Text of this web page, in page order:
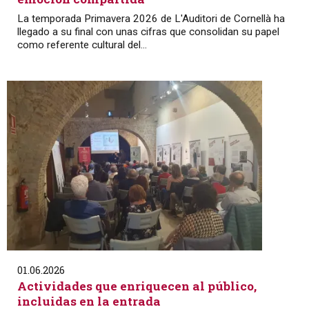
La temporada Primavera 2026 de L'Auditori de Cornellà ha
llegado a su final con unas cifras que consolidan su papel
como referente cultural del...
01.06.2026
Actividades que enriquecen al público,
incluidas en la entrada